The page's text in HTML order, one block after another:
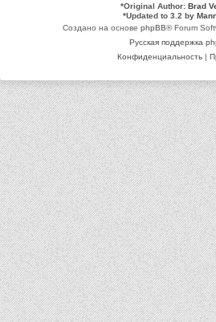
*Original Author: Brad
*Updated to 3.2 by
Создано на основе phpBB® Forum
Русская поддержка
Конфиденциальность|